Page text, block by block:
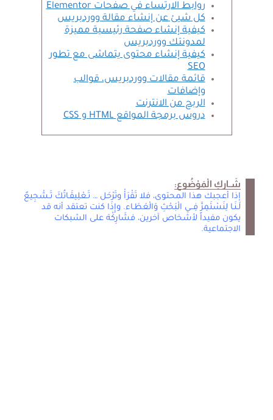
روابط الارتساء في صفحات Elementor
كل شيئ عن إنشاء مقالة ووردبريس
كيفية إنشاء صفحة رئيسية مميزة
لمدونتك ووردبريس
كيفية إنشاء محتوى يتماشى مع تطور
SEO
قائمة مقالات ووردبريس، قوالب
وإضافات
الربح من الانترنت
دروس برمجة المواقع HTML و CSS
شَـاركِ الْمَوْضُوع:
إذا أعجبك هذا المحتوى، فلا تَقْرَأْ وتَرْحَل … تَـعْلِيقَـاتُكَ تَـشْجِيعٌ
لَـنَـا لِنَسْتَمِرَّ فِــي الْبَحْثِ وَالْعَطَـاء. وإِذَا كنت تعتقد أنه قد
يكون مفيداً لأشخاص آخرين، فشَارِكْهَ على الشبكات
الاجتماعية.